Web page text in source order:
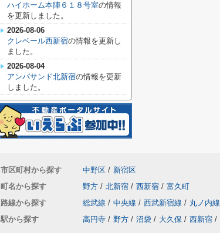
ハイホーム本陣６１８号室の情報
を更新しました。
2026-08-06
クレベール西新宿の情報を更新し
ました。
2026-08-04
アンパサンド北新宿の情報を更新
しました。
市区町村から探す 中野区 / 新宿区
町名から探す
野方 / 北新宿 / 西新宿 / 富久町
路線から探す
総武線 / 中央線 / 西武新宿線 / 丸ノ内線
駅から探す
高円寺 / 野方 / 沼袋 / 大久保 / 西新宿 /